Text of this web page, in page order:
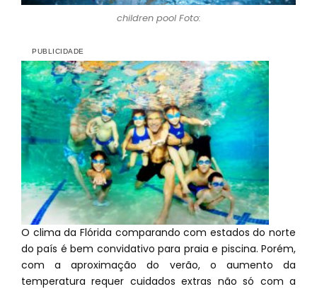
children pool Foto:
O clima da Flórida comparando com estados do norte
do país é bem convidativo para praia e piscina. Porém,
com a aproximação do verão, o aumento da
temperatura requer cuidados extras não só com a